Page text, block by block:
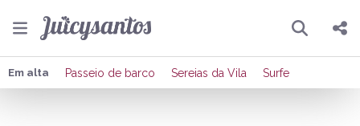
Pesquisar
Compartilhar
Em alta Passeio de barco Sereias da Vila Surfe